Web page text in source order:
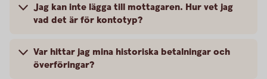
Jag kan inte lägga till mottagaren. Hur vet jag
vad det är för kontotyp?
Var hittar jag mina historiska betalningar och
överföringar?